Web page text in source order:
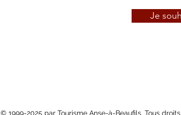
Je
© 1999-2025 par Tourisme Anse-à-Beaufils. Tous